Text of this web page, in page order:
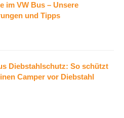
im VW Bus – Unsere
und Tipps
Diebstahlschutz: So schützt
Camper vor Diebstahl